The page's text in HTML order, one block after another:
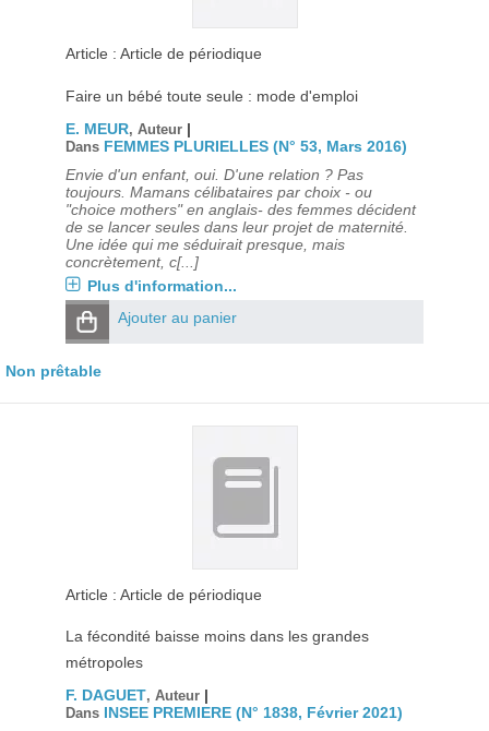
Article : Article de périodique
Faire un bébé toute seule : mode d'emploi
E. MEUR, Auteur |
Dans FEMMES PLURIELLES (N° 53, Mars 2016)
Envie d'un enfant, oui. D'une relation ? Pas
toujours. Mamans célibataires par choix - ou
"choice mothers" en anglais- des femmes décident
de se lancer seules dans leur projet de maternité.
Une idée qui me séduirait presque, mais
concrètement, c[...]
Plus d'information...
Ajouter au panier
Non prêtable
Article : Article de périodique
La fécondité baisse moins dans les grandes
métropoles
F. DAGUET, Auteur |
Dans INSEE PREMIERE (N° 1838, Février 2021)